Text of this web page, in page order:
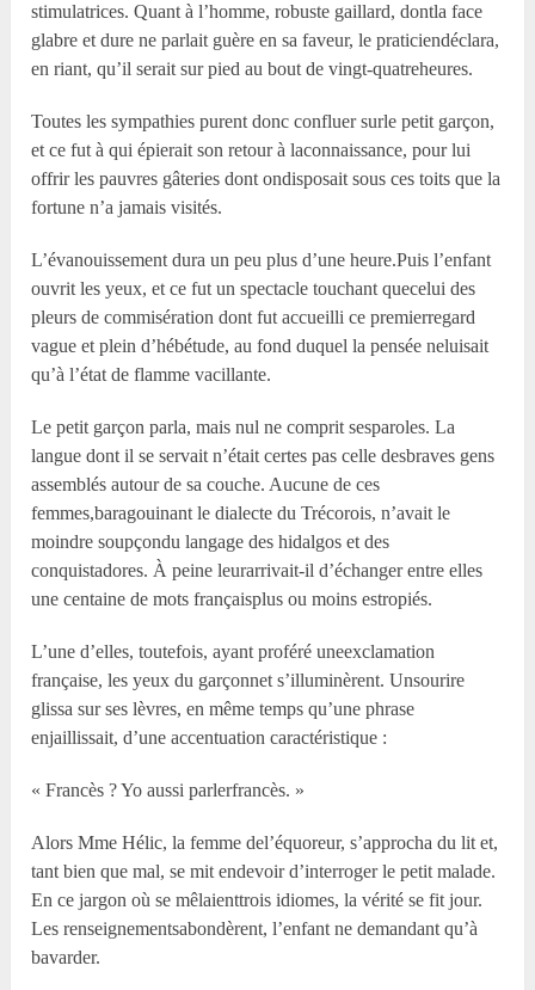
stimulatrices. Quant à l’homme, robuste gaillard, dontla face
glabre et dure ne parlait guère en sa faveur, le praticiendéclara,
en riant, qu’il serait sur pied au bout de vingt-quatreheures.
Toutes les sympathies purent donc confluer surle petit garçon,
et ce fut à qui épierait son retour à laconnaissance, pour lui
offrir les pauvres gâteries dont ondisposait sous ces toits que la
fortune n’a jamais visités.
L’évanouissement dura un peu plus d’une heure.Puis l’enfant
ouvrit les yeux, et ce fut un spectacle touchant quecelui des
pleurs de commisération dont fut accueilli ce premierregard
vague et plein d’hébétude, au fond duquel la pensée neluisait
qu’à l’état de flamme vacillante.
Le petit garçon parla, mais nul ne comprit sesparoles. La
langue dont il se servait n’était certes pas celle desbraves gens
assemblés autour de sa couche. Aucune de ces
femmes,baragouinant le dialecte du Trécorois, n’avait le
moindre soupçondu langage des hidalgos et des
conquistadores. À peine leurarrivait-il d’échanger entre elles
une centaine de mots françaisplus ou moins estropiés.
L’une d’elles, toutefois, ayant proféré uneexclamation
française, les yeux du garçonnet s’illuminèrent. Unsourire
glissa sur ses lèvres, en même temps qu’une phrase
enjaillissait, d’une accentuation caractéristique :
« Francès ? Yo aussi parlerfrancès. »
Alors Mme Hélic, la femme del’équoreur, s’approcha du lit et,
tant bien que mal, se mit endevoir d’interroger le petit malade.
En ce jargon où se mêlaienttrois idiomes, la vérité se fit jour.
Les renseignementsabondèrent, l’enfant ne demandant qu’à
bavarder.